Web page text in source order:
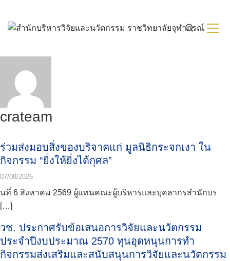
content
crateam
ร่วมส่งมอบสิ่งของบริจาคแก่ มูลนิธิกระจกเงา ใน
กิจกรรม “ยิ่งให้ยิ่งได้กุศล”
07/08/2026
นที่ 6 สิงหาคม 2569 ผู้แทนคณะผู้บริหารและบุคลากรสำนักบร
[…]
วช. ประกาศรับข้อเสนอการวิจัยและนวัตกรรม
ประจำปีงบประมาณ 2570 ทุนอุดหนุนการทำ
กิจกรรมส่งเสริมและสนับสนุนการวิจัยและนวัตกรรม